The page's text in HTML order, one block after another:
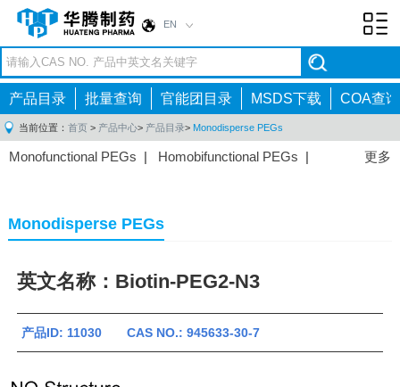
EN
产品目录 批量查询 官能团目录 MSDS下载 COA查询
当前位置： 首页 > 产品中心> 产品目录> Monodisperse PEGs
更多
Monofunctional PEGs | Homobifunctional PEGs |
Monodisperse PEGs
英文名称：Biotin-PEG2-N3
产品ID: 11030 CAS NO.: 945633-30-7